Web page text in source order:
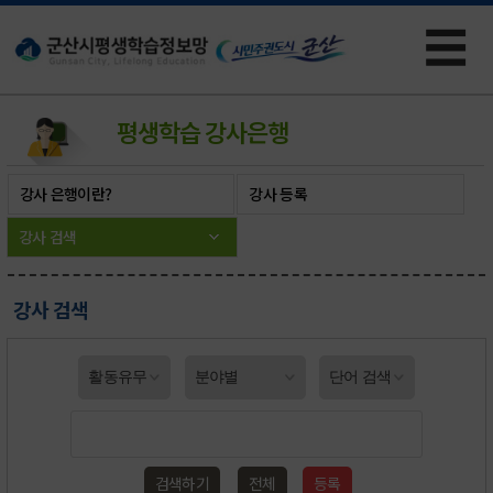
×
☰
평생학습강사은행
강사 은행이란?
강사 등록
강사 검색
강사 검색
검색하기 전체 등록